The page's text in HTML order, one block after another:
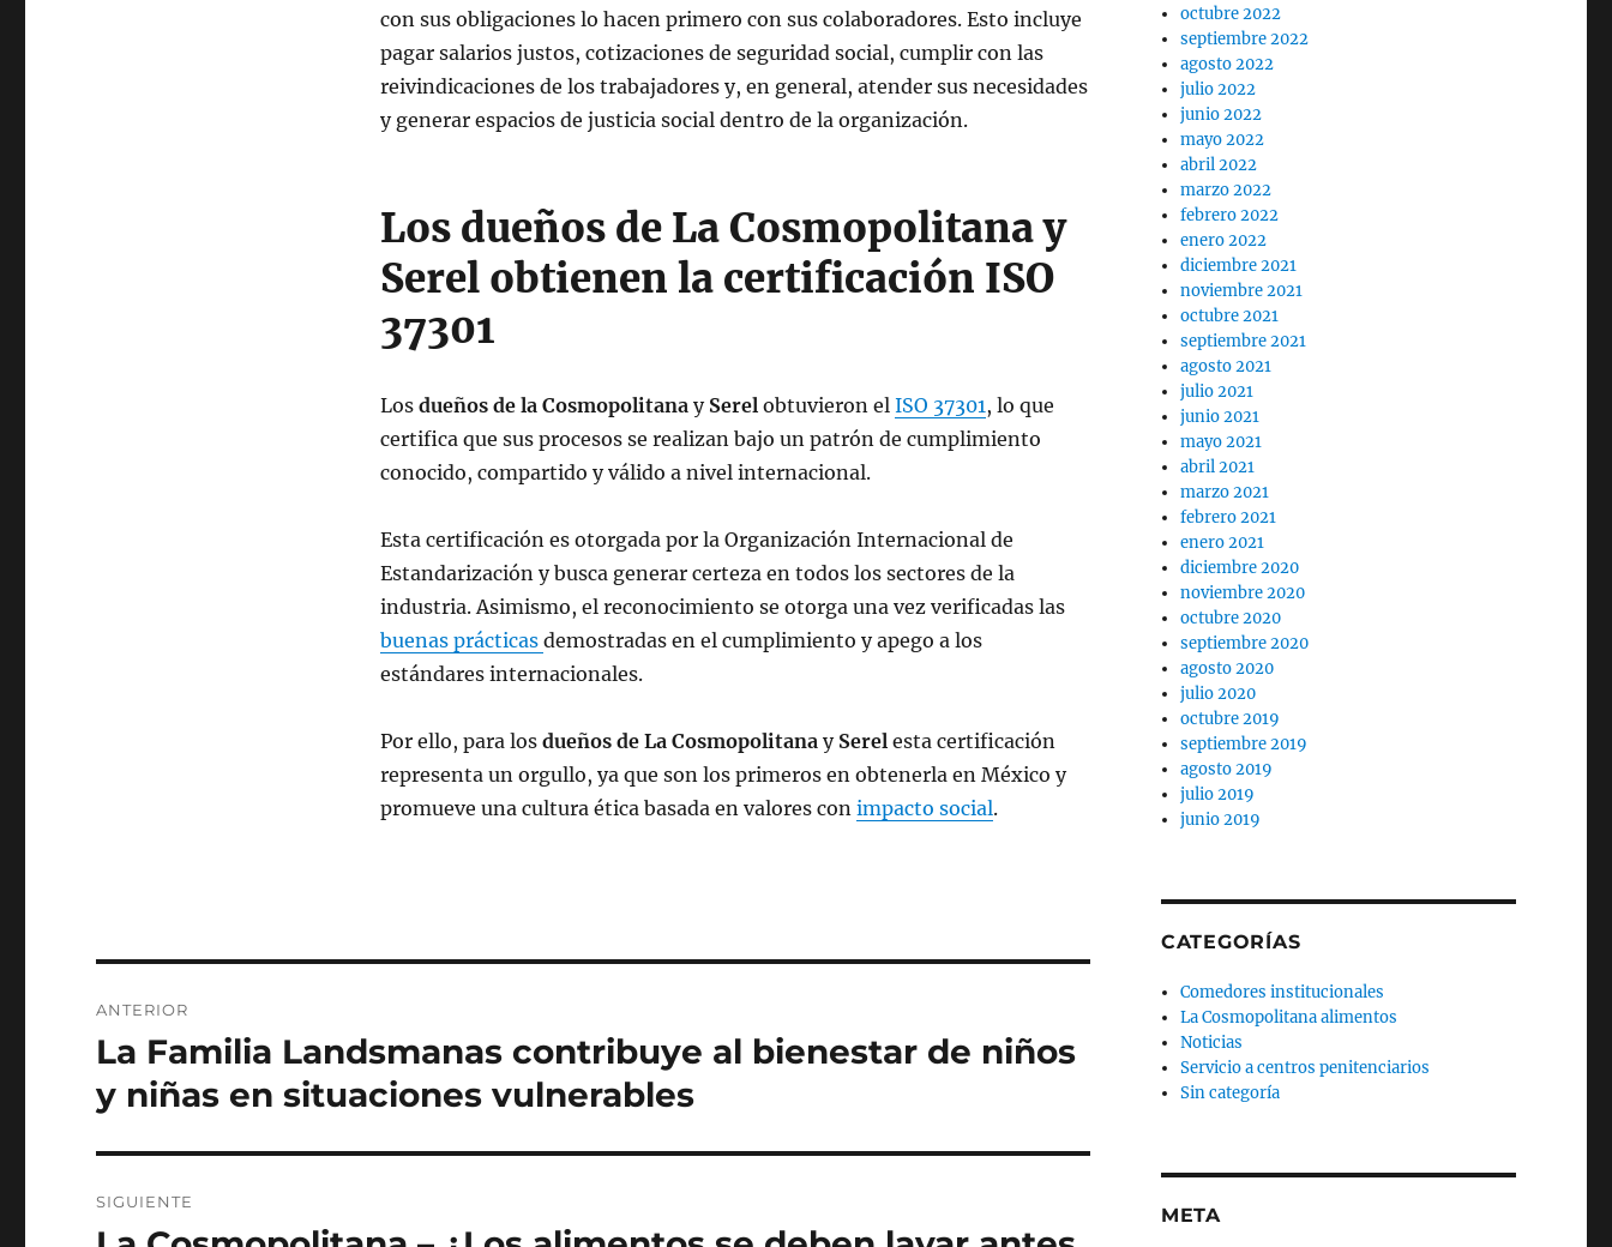
con sus obligaciones lo hacen primero con sus colaboradores. Esto incluye
pagar salarios justos, cotizaciones de seguridad social, cumplir con las
reivindicaciones de los trabajadores y, en general, atender sus necesidades
y generar espacios de justicia social dentro de la organización.
Los dueños de La Cosmopolitana y
Serel obtienen la certificación ISO
37301
Los dueños de la Cosmopolitana y Serel obtuvieron el ISO 37301 , lo que
certifica que sus procesos se realizan bajo un patrón de cumplimiento
conocido, compartido y válido a nivel internacional.
Esta certificación es otorgada por la Organización Internacional de
Estandarización y busca generar certeza en todos los sectores de la
industria. Asimismo, el reconocimiento se otorga una vez verificadas las
buenas prácticas demostradas en el cumplimiento y apego a los
estándares internacionales.
Por ello, para los dueños de La Cosmopolitana y Serel esta certificación
representa un orgullo, ya que son los primeros en obtenerla en México y
promueve una cultura ética basada en valores con impacto social.
de
entradas
ANTERIOR
Entrada
anterior:
La Familia Landsmanas contribuye al bienestar de niños
y niñas en situaciones vulnerables
SIGUIENTE
Siguiente
octubre 2022
septiembre 2022
agosto 2022
julio 2022
junio 2022
mayo 2022
abril 2022
marzo 2022
febrero 2022
enero 2022
diciembre 2021
noviembre 2021
octubre 2021
septiembre 2021
agosto 2021
julio 2021
junio 2021
mayo 2021
abril 2021
marzo 2021
febrero 2021
enero 2021
diciembre 2020
noviembre 2020
octubre 2020
septiembre 2020
agosto 2020
julio 2020
octubre 2019
septiembre 2019
agosto 2019
julio 2019
junio 2019
CATEGORÍAS
Comedores institucionales
La Cosmopolitana alimentos
Noticias
Servicio a centros penitenciarios
Sin categoría
META